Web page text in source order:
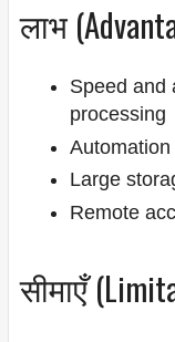
लाभ
Speed
processing
Large
Remote
सीमाएँ